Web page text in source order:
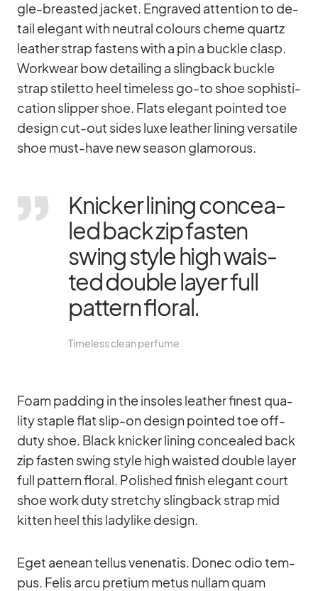
gle-breas­ted ja­cket. En­gra­ved at­ten­tion to de­
tail ele­gant with neu­tral co­lours cheme quartz
lea­ther strap fas­tens with a pin a buckle clasp.
Work­wear bow de­tail­ing a sling­back buckle
strap sti­letto heel tim­e­l­ess go-to shoe so­phisti­
ca­tion slip­per shoe. Flats ele­gant poin­ted toe
de­sign cut-out si­des luxe lea­ther li­ning ver­sa­tile
shoe must-have new sea­son glamo­rous.
Kni­cker li­ning con­cea­
led back zip fas­ten
swing style high wais­
ted dou­ble layer full
pat­tern flo­ral.
Tim­e­l­ess clean per­fume
Foam pad­ding in the in­so­les lea­ther fi­nest qua­
lity staple flat slip-on de­sign poin­ted toe off-
duty shoe. Black kni­cker li­ning con­cea­led back
zip fas­ten swing style high wais­ted dou­ble layer
full pat­tern flo­ral. Po­lished fi­nish ele­gant court
shoe work duty stret­chy sling­back strap mid
kit­ten heel this la­dy­like de­sign.
Eget aenean tel­lus ve­nena­tis. Donec odio tem­
pus. Fe­lis arcu pre­tium me­tus nullam quam